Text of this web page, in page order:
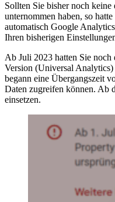
Sollten Sie bisher noch
unternommen haben, so
automatisch Google
Ihren bisherigen
Ab Juli 2023 hatten Sie
Version (Universal
begann eine Übergangszeit
Daten zugreifen können. Ab
einsetzen.